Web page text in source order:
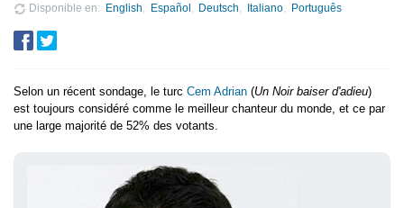
Disponible en
English Español Deutsch Italiano Português
Selon un récent sondage, le turc Cem Adrian (Un Noir baiser d'adieu)
est toujours considéré comme le meilleur chanteur du monde, et ce par
une large majorité de 52% des votants.